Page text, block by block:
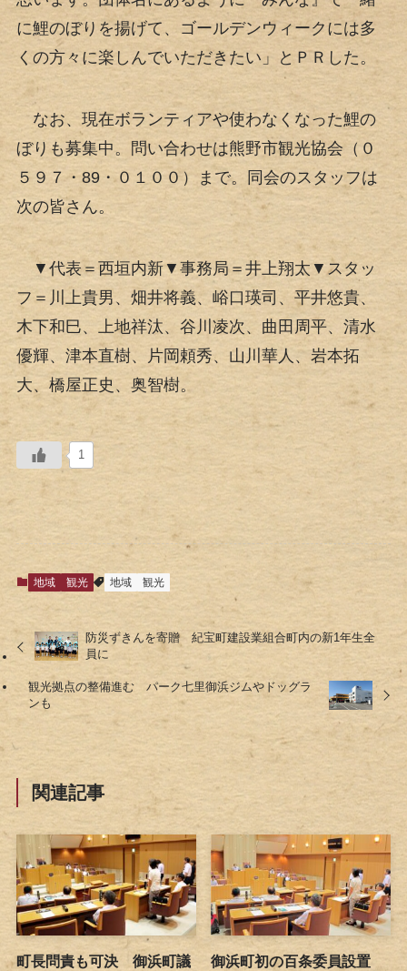
に鯉のぼりを揚げて、ゴールデンウィークには多
くの方々に楽しんでいただきたい」とＰＲした。
なお、現在ボランティアや使わなくなった鯉の
ぼりも募集中。問い合わせは熊野市観光協会（０
５９７・89・０１００）まで。同会のスタッフは
次の皆さん。
▼代表＝西垣内新▼事務局＝井上翔太▼スタッ
フ＝川上貴男、畑井将義、峪口瑛司、平井悠貴、
木下和巳、上地祥汰、谷川凌次、曲田周平、清水
優輝、津本直樹、片岡頼秀、山川華人、岩本拓
大、橋屋正史、奥智樹。
1
地域 観光 地域 観光
防災ずきんを寄贈 紀宝町建設業組合町内の新1年生全
員に
観光拠点の整備進む パーク七里御浜ジムやドッグラ
ンも
関連記事
町長問責も可決 御浜町議 御浜町初の百条委員設置